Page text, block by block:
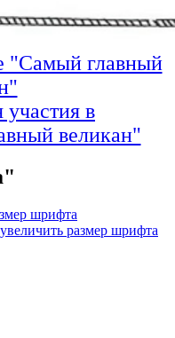
"Самый главный
в
великан"
шрифта
увеличить размер шрифта